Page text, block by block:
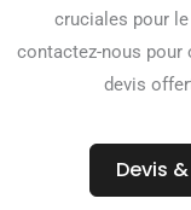
cruciales pour
contactez-nous pour
devis
Devis